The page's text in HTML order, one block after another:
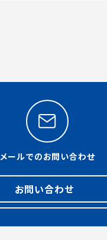
メールでのお問い合わせ
お問い合わせ